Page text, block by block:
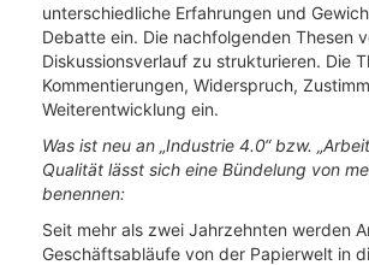
unterschiedliche Erfahrungen und
Debatte ein. Die nachfolgenden Thesen
Diskussionsverlauf zu strukturieren. Die
Kommentierungen, Widerspruch,
Weiterentwicklung ein.
Was ist neu an „Industrie 4.0“ bzw.
Qualität lässt sich eine Bündelung von
benennen:
Seit mehr als zwei Jahrzehnten werden
Geschäftsabläufe von der Papierwelt in